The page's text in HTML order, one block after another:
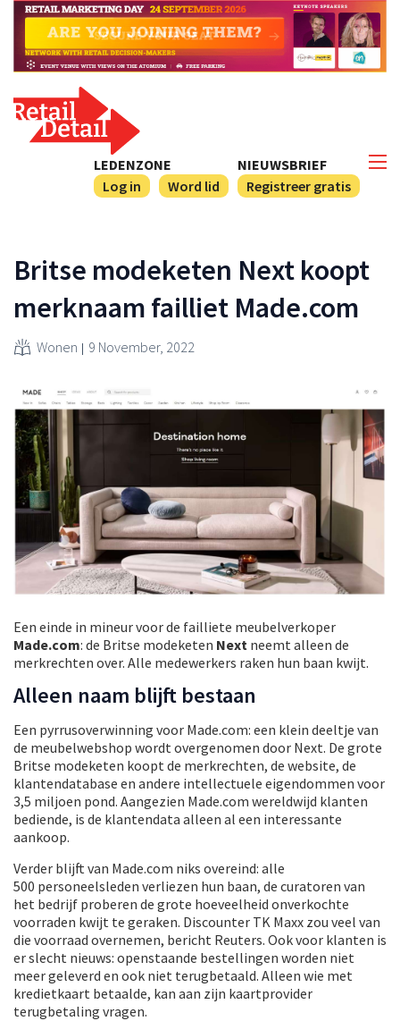
NIEUWSBRIEF
Registreer gratis
LEDENZONE
Log in
Word lid
Britse modeketen Next koopt
merknaam failliet Made.com
Wonen 9 November, 2022
Een einde in mineur voor de failliete meubelverkoper
Made.com: de Britse modeketen Next neemt alleen de
merkrechten over. Alle medewerkers raken hun baan kwijt.
Alleen naam blijft bestaan
Een pyrrusoverwinning voor Made.com: een klein deeltje van
de meubelwebshop wordt overgenomen door Next. De grote
Britse modeketen koopt de merkrechten, de website, de
klantendatabase en andere intellectuele eigendommen voor
3,5 miljoen pond. Aangezien Made.com wereldwijd klanten
bediende, is de klantendata alleen al een interessante
aankoop.
Verder blijft van Made.com niks overeind: alle
500 personeelsleden verliezen hun baan, de curatoren van
het bedrijf proberen de grote hoeveelheid onverkochte
voorraden kwijt te geraken. Discounter TK Maxx zou veel van
die voorraad overnemen, bericht Reuters. Ook voor klanten is
er slecht nieuws: openstaande bestellingen worden niet
meer geleverd en ook niet terugbetaald. Alleen wie met
kredietkaart betaalde, kan aan zijn kaartprovider
terugbetaling vragen.